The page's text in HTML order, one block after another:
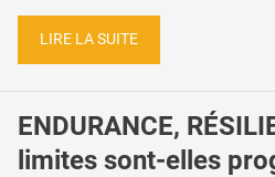
LIRE LA SUITE
ENDURANCE,
limites sont-elles